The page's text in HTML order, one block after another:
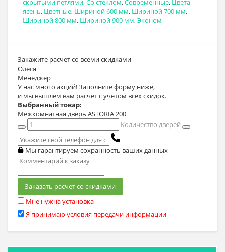
скрытыми петлями,Со стеклом,Современные, Цвета
ясень, Цветные, Шириной 600 мм, Шириной 700 мм,
Шириной 800 мм, Шириной 900 мм,Эконом
Закажите расчетсо всеми скидками
Олеся
Менеджер
У нас много акций! Заполните форму ниже,
и мы вышлем вам расчет с учетом всех скидок.
Выбранный товар:
Межкомнатная дверь ASTORIA 200
Количество дверей
Мы гарантируем сохранность ваших данных
Заказать расчет со скидками
Мне нужна установка
Я принимаю условия передачи информации